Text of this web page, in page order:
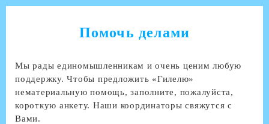
Помочь делами
Мы рады единомышленникам и очень ценим любую
поддержку. Чтобы предложить «Гилелю»
нематериальную помощь, заполните, пожалуйста,
короткую анкету. Наши координаторы свяжутся с
Вами.